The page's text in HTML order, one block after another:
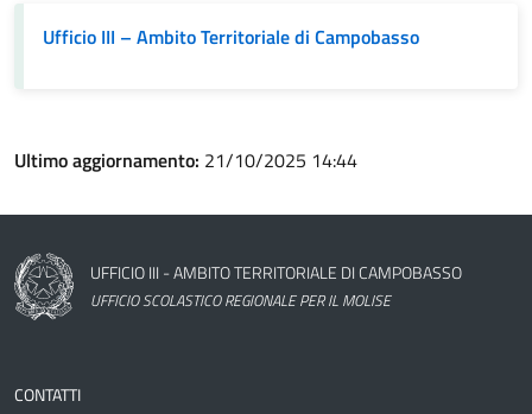
Ufficio III – Ambito Territoriale di Campobasso
Ultimo aggiornamento: 21/10/2025 14:44
Nome dell'amministrazione
UFFICIO III - AMBITO TERRITORIALE DI CAMPOBASSO
UFFICIO SCOLASTICO REGIONALE PER IL MOLISE
CONTATTI